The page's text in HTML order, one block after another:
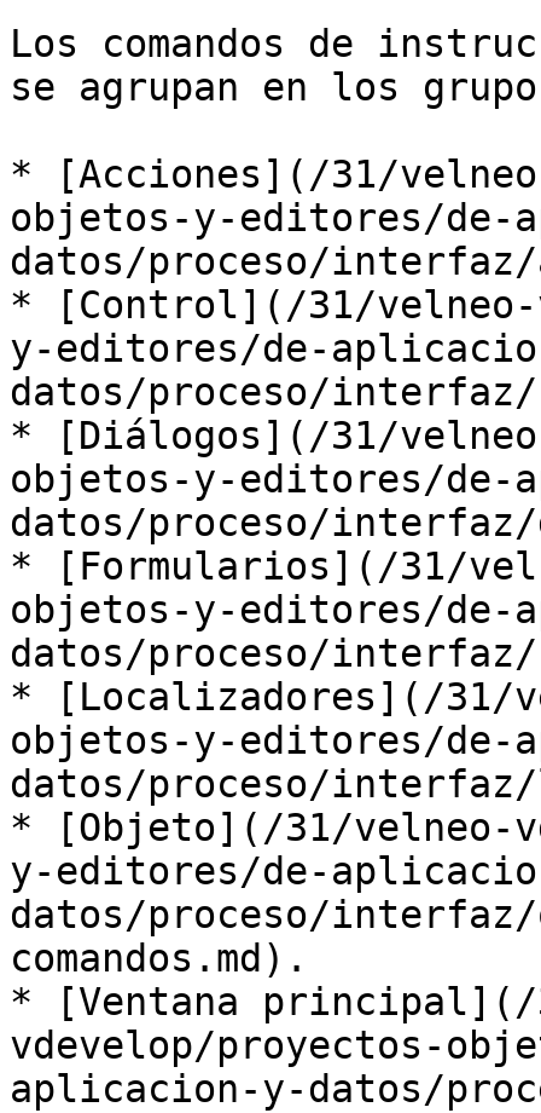
Los comandos de
se agrupan en los
* [Acciones](/31/
objetos-y-editores/de-
datos/proceso/interfaz/
* [Control](/31/velneo-
y-editores/de-
datos/proceso/
* [Diálogos](/31/
objetos-y-editores/de-
datos/proceso/
* [Formularios](/31/
objetos-y-editores/de-
datos/proceso/interfaz/
* [Localizadores](/31/
objetos-y-editores/de-
datos/proceso/
* [Objeto](/31/velneo-
y-editores/de-
datos/proceso/
comandos.md).
* [Ventana principal](/
vdevelop/proyectos-
aplicacion-y-datos/